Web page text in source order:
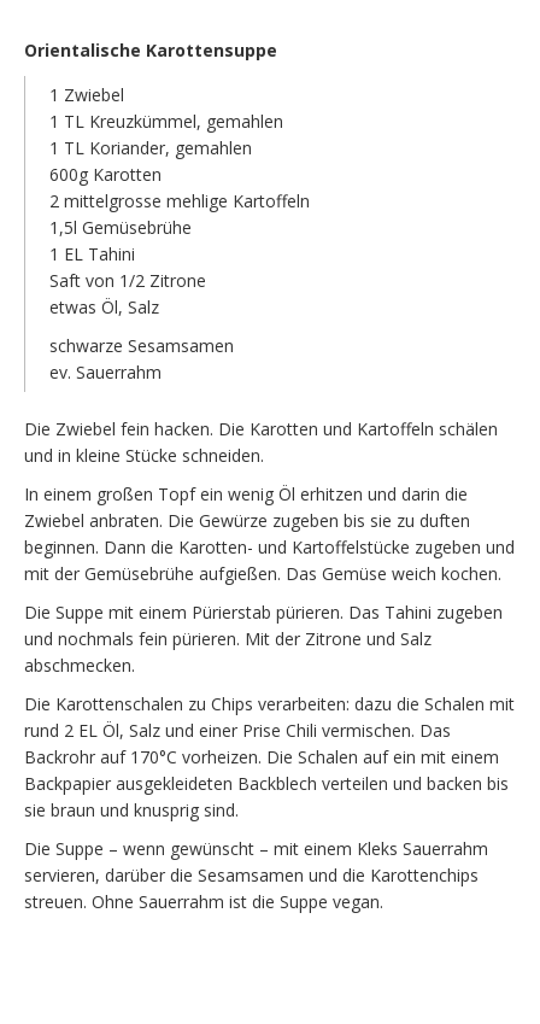
Orientalische Karottensuppe
1 Zwiebel
1 TL Kreuzkümmel, gemahlen
1 TL Koriander, gemahlen
600g Karotten
2 mittelgrosse mehlige Kartoffeln
1,5l Gemüsebrühe
1 EL Tahini
Saft von 1/2 Zitrone
etwas Öl, Salz
schwarze Sesamsamen
ev. Sauerrahm
Die Zwiebel fein hacken. Die Karotten und Kartoffeln schälen
und in kleine Stücke schneiden.
In einem großen Topf ein wenig Öl erhitzen und darin die
Zwiebel anbraten. Die Gewürze zugeben bis sie zu duften
beginnen. Dann die Karotten- und Kartoffelstücke zugeben und
mit der Gemüsebrühe aufgießen. Das Gemüse weich kochen.
Die Suppe mit einem Pürierstab pürieren. Das Tahini zugeben
und nochmals fein pürieren. Mit der Zitrone und Salz
abschmecken.
Die Karottenschalen zu Chips verarbeiten: dazu die Schalen mit
rund 2 EL Öl, Salz und einer Prise Chili vermischen. Das
Backrohr auf 170°C vorheizen. Die Schalen auf ein mit einem
Backpapier ausgekleideten Backblech verteilen und backen bis
sie braun und knusprig sind.
Die Suppe – wenn gewünscht – mit einem Kleks Sauerrahm
servieren, darüber die Sesamsamen und die Karottenchips
streuen. Ohne Sauerrahm ist die Suppe vegan.